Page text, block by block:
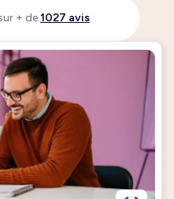
+ de1027 avis